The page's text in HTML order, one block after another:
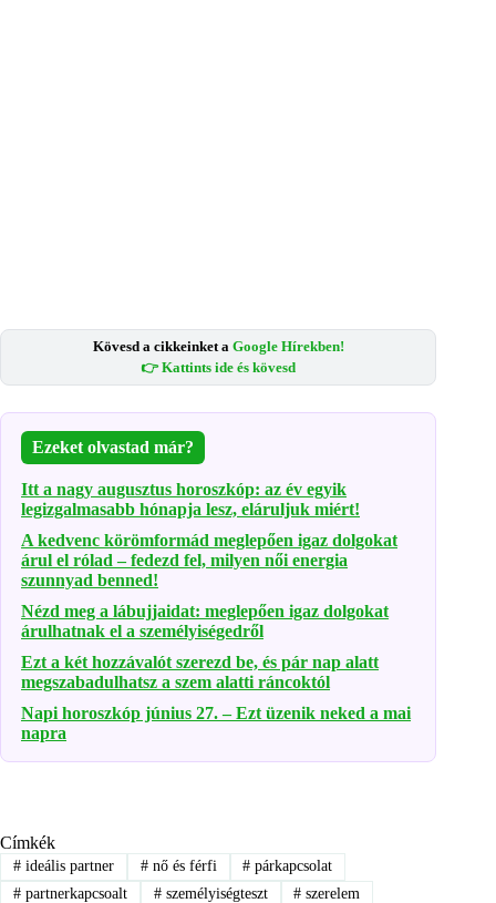
Kövesd a cikkeinket a Google Hírekben!
👉 Kattints ide és kövesd
Ezeket olvastad már?
Itt a nagy augusztus horoszkóp: az év egyik
legizgalmasabb hónapja lesz, eláruljuk miért!
A kedvenc körömformád meglepően igaz dolgokat
árul el rólad – fedezd fel, milyen női energia
szunnyad benned!
Nézd meg a lábujjaidat: meglepően igaz dolgokat
árulhatnak el a személyiségedről
Ezt a két hozzávalót szerezd be, és pár nap alatt
megszabadulhatsz a szem alatti ráncoktól
Napi horoszkóp június 27. – Ezt üzenik neked a mai
napra
Címkék
#ideális partner #nő és férfi # párkapcsolat
#partnerkapcsoalt #személyiségteszt # szerelem